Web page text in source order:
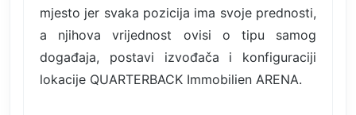
mjesto jer svaka pozicija ima svoje prednosti,
a njihova vrijednost ovisi o tipu samog
događaja, postavi izvođača i konfiguraciji
lokacije QUARTERBACK Immobilien ARENA.